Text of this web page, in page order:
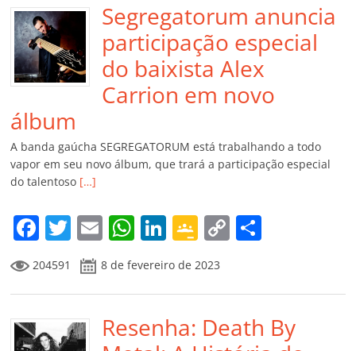
Segregatorum anuncia
participação especial
do baixista Alex
Carrion em novo
álbum
A banda gaúcha SEGREGATORUM está trabalhando a todo
vapor em seu novo álbum, que trará a participação especial
do talentoso […]
F
a
c
e
b
T
w
itt
er
E
m
ai
l
W
at
s
A
Li
k
e
dI
G
o
o
gl
e
C
y
Li
p
ar
204591 8 de fevereiro de 2023
Resenha: Death By